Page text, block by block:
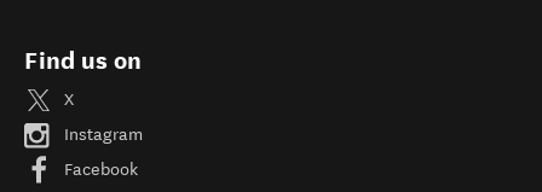
Find us on
X
Instagram
Facebook